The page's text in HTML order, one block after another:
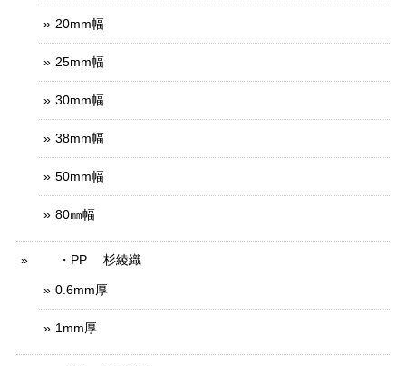
20mm幅
25mm幅
30mm幅
38mm幅
50mm幅
80㎜幅
・PP 杉綾織
0.6mm厚
1mm厚